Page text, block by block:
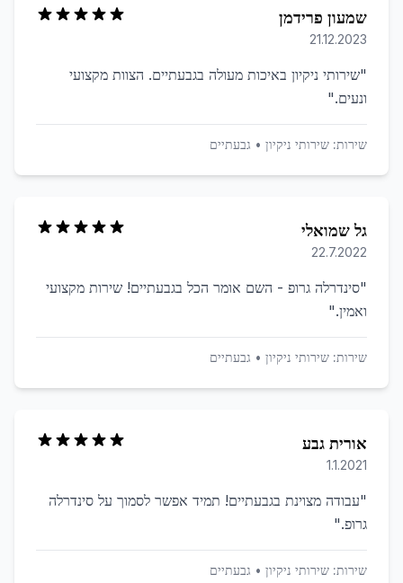
שמעון פרידמן
21.12.2023
"שירותי ניקיון באיכות מעולה בגבעתיים. הצוות מקצועי
ונעים."
שירות: שירותי ניקיון • גבעתיים
גל שמואלי
22.7.2022
"סינדרלה גרופ - השם אומר הכל בגבעתיים! שירות מקצועי
ואמין."
שירות: שירותי ניקיון • גבעתיים
אורית גבע
1.1.2021
"עבודה מצוינת בגבעתיים! תמיד אפשר לסמוך על סינדרלה
גרופ."
שירות: שירותי ניקיון • גבעתיים